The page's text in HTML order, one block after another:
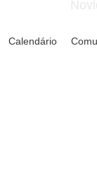
Calendário